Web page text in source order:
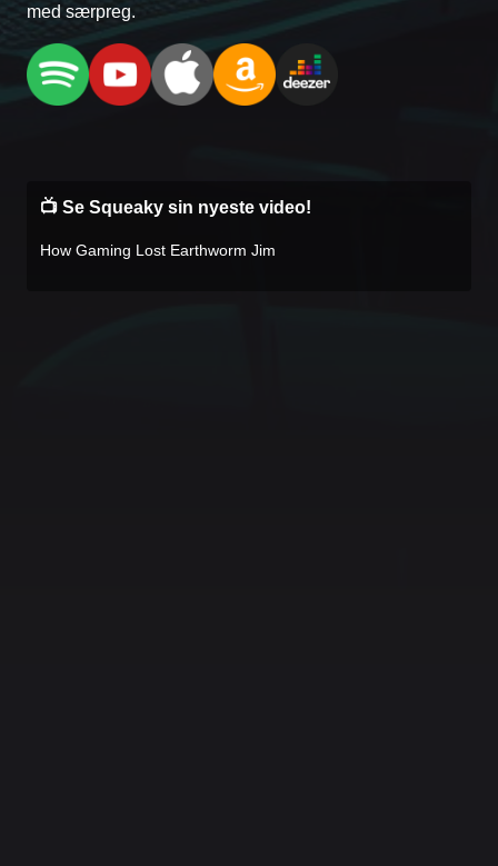
med særpreg.
📺 Se Squeaky sin nyeste video!
How Gaming Lost Earthworm Jim